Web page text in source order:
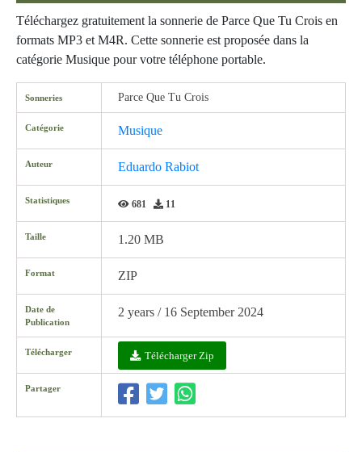
Téléchargez gratuitement la sonnerie de Parce Que Tu Crois en
formats MP3 et M4R. Cette sonnerie est proposée dans la
catégorie Musique pour votre téléphone portable.
Sonneries Parce Que Tu Crois
Catégorie Musique
Auteur Eduardo Rabiot
Statistiques 681 11
Taille 1.20 MB
Format ZIP
Date de
Publication
2 years / 16 September 2024
Télécharger Télécharger Zip
Partager